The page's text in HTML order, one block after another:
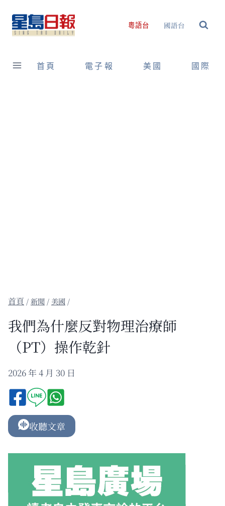
content
粵語台 國語台
首頁 電子報 美國 國際
/新聞 / 美國 /
我們為什麼反對物理治療師
（PT）操作乾針
2026 年 4 月 30 日
收聽文章